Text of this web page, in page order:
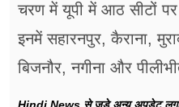
चरण में यूपी में आठ सीटों पर
इनमें सहारनपुर, कैराना,
बिजनौर, नगीना और